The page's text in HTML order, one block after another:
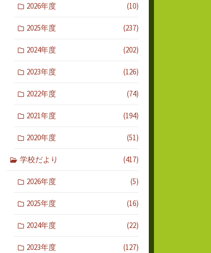
2026年度 (10)
2025年度 (237)
2024年度 (202)
2023年度 (126)
2022年度 (74)
2021年度 (194)
2020年度 (51)
学校だより (417)
2026年度 (5)
2025年度 (16)
2024年度 (22)
2023年度 (127)